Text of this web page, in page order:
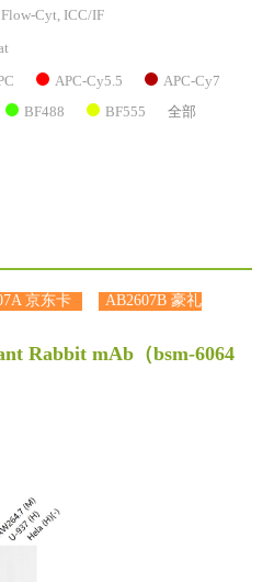
Cyt, ICC/IF
APC-Cy5.5 APC-Cy7
BF488 BF555 全部
京东卡
AB2607B 豪礼
Rabbit mAb （bsm-6064